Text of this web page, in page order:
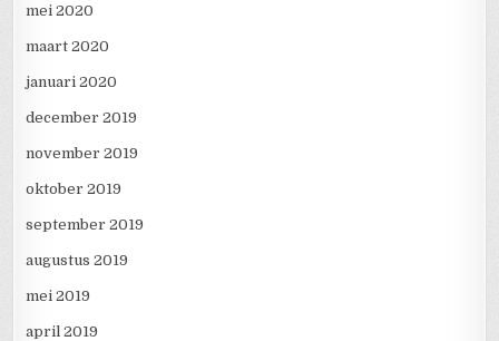
mei 2020
maart 2020
januari 2020
december 2019
november 2019
oktober 2019
september 2019
augustus 2019
mei 2019
april 2019